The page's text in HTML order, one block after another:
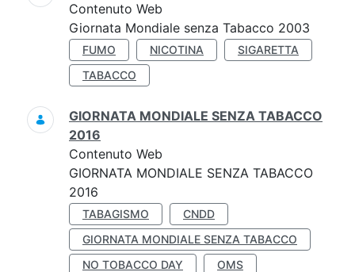
Contenuto Web
Giornata Mondiale senza Tabacco 2003
FUMO NICOTINA
SIGARETTA
TABACCO
GIORNATA MONDIALE SENZA TABACCO
2016
Contenuto Web
GIORNATA MONDIALE SENZA TABACCO
2016
TABAGISMO
CNDD
GIORNATA MONDIALE SENZA TABACCO
NO TOBACCO DAY
OMS